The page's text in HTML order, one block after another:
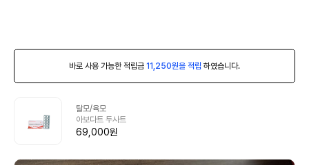
바로 사용 가능한 적립금 11,250원을 적립 하였습니다.
탈모/육모
아보다트 두사트
69,000원